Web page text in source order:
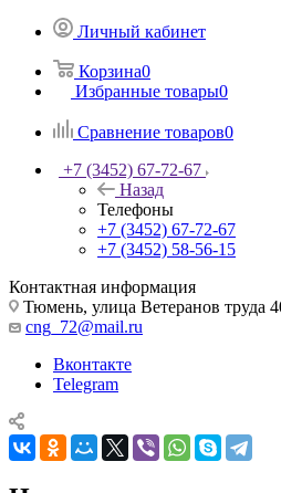
Личный кабинет
Корзина0
Избранные товары0
Сравнение товаров0
+7 (3452) 67-72-67
Назад
Телефоны
+7 (3452) 67-72-67
+7 (3452) 58-56-15
Контактная информация
Тюмень, улица Ветеранов труда
cng_72@mail.ru
Вконтакте
Telegram